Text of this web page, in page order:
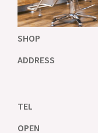
SHOP
ADDRESS
TEL
OPEN